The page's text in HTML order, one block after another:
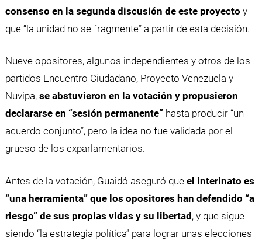
consenso en la segunda discusión de este proyecto y
que “la unidad no se fragmente” a partir de esta decisión.
Nueve opositores, algunos independientes y otros de los
partidos Encuentro Ciudadano, Proyecto Venezuela y
Nuvipa, se abstuvieron en la votación y propusieron
declararse en “sesión permanente”hasta producir “un
acuerdo conjunto”, pero la idea no fue validada por el
grueso de los exparlamentarios.
Antes de la votación, Guaidó aseguró que el interinato es
“una herramienta” que los opositores han defendido “a
riesgo” de sus propias vidas y su libertad, y que sigue
siendo “la estrategia política” para lograr unas elecciones